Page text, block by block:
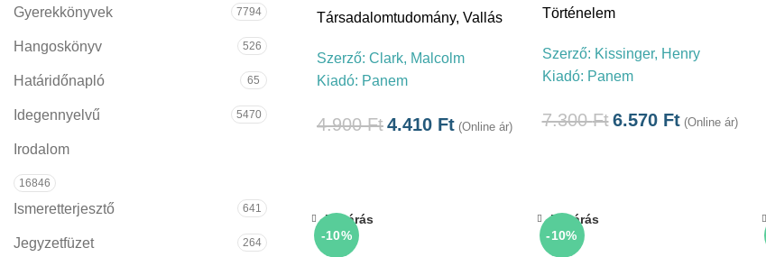
Gyerekkönyvek 7794
Hangoskönyv 526
Határidőnapló 65
Idegennyelvű 5470
Irodalom
16846
Ismeretterjesztő 641
Jegyzetfüzet 264
Társadalomtudomány, Vallás
Szerző: Clark, Malcolm
Kiadó: Panem
4.900Ft4.410 Ft (Online ár)
Történelem
Szerző: Kissinger, Henry
Kiadó: Panem
7.300Ft 6.570 Ft (Online ár)
-10%
Bezárás
-10%
Bezárás